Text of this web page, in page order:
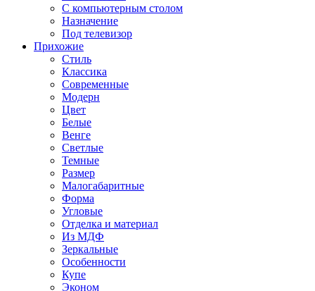
С компьютерным столом
Назначение
Под телевизор
Прихожие
Стиль
Классика
Современные
Модерн
Цвет
Белые
Венге
Светлые
Темные
Размер
Малогабаритные
Форма
Угловые
Отделка и материал
Из МДФ
Зеркальные
Особенности
Купе
Эконом